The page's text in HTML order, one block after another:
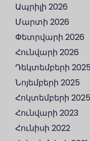
Ապրիլի 2026
Մարտի 2026
Փետրվարի 2026
Հունվարի 2026
Դեկտեմբերի 2025
Նոյեմբերի 2025
Հոկտեմբերի 2025
Հունվարի 2023
Հունիսի 2022